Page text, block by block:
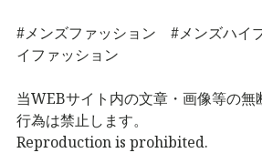
#メンズファッション #メンズハイ
イファッション
当WEBサイト内の文章・画像等の無
行為は禁止します。
Reproduction is prohibited.